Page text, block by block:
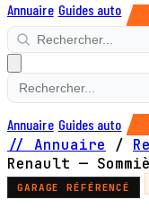
Annuaire Guides auto
Annuaire Guides auto
// Annuaire /
Renault —
GARAGE RÉFÉRENCÉ